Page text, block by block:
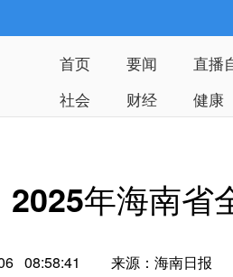
首页 要闻 直播
社会
财经 健康
2025年海南省
08:58:41 来源：海南日报